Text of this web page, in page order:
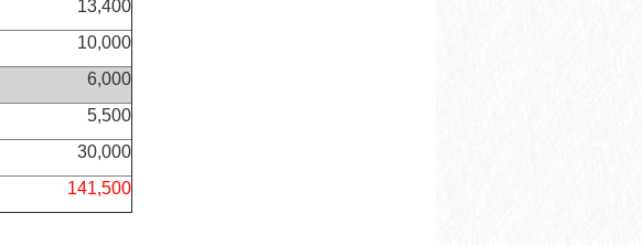
13,400
10,000
6,000
5,500
30,000
141,500